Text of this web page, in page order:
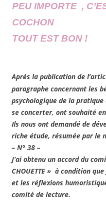
PEU IMPORTE ,
COCHON
TOUT EST BON !
Après la publication de
paragraphe concernant les
psychologique de la
se concerter, ont souhaité
Ils nous ont demandé de
riche étude, résumée par le
– N° 38 –
J’ai obtenu un accord du
CHOUETTE » à condition
et les réflexions
comité de lecture.